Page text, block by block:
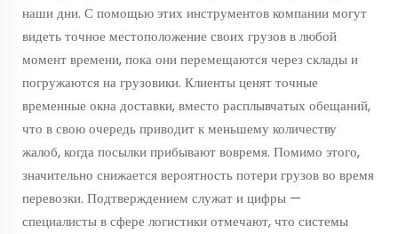
наши дни. С помощью этих инструментов компании могут
видеть точное местоположение своих грузов в любой
момент времени, пока они перемещаются через склады и
погружаются на грузовики. Клиенты ценят точные
временные окна доставки, вместо расплывчатых обещаний,
что в свою очередь приводит к меньшему количеству
жалоб, когда посылки прибывают вовремя. Помимо этого,
значительно снижается вероятность потери грузов во время
перевозки. Подтверждением служат и цифры —
специалисты в сфере логистики отмечают, что системы